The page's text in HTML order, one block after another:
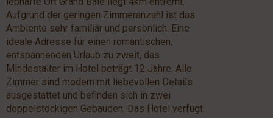
Aufgrund der geringen Zimmeranzahl ist das
Ambiente sehr familiär und persönlich. Eine
ideale Adresse für einen romantischen,
entspannenden Urlaub zu zweit, das
Mindestalter im Hotel beträgt 12 Jahre. Alle
Zimmer sind modern mit liebevollen Details
ausgestattet und befinden sich in zwei
doppelstöckigen Gebäuden. Das Hotel verfügt